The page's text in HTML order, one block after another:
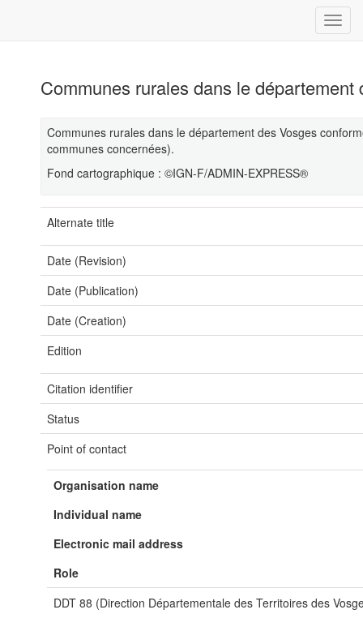
Communes rurales dans le département
Communes rurales dans le département des Vosges
communes concernées).
Fond cartographique : ©IGN-F/ADMIN-EXPRESS®
Alternate title
Date (Revision)
Date (Publication)
Date (Creation)
Edition
Citation identifier
Status
Point of contact
Organisation name
Individual name
Electronic mail address
Role
DDT 88 (Direction Départementale des Territoires des